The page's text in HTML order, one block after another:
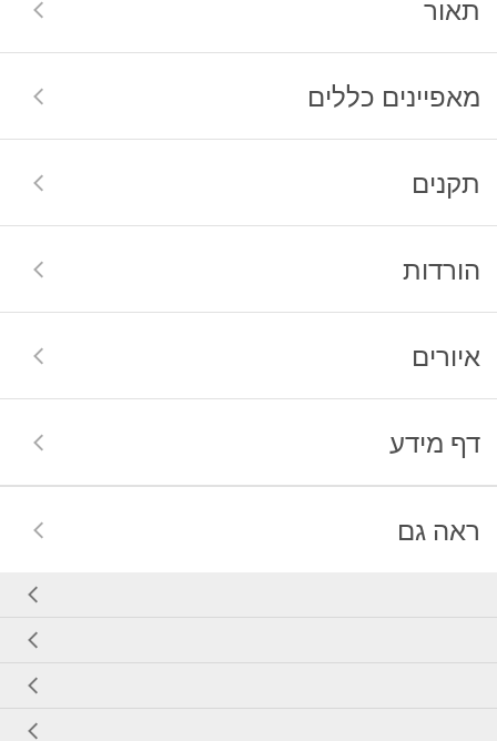
תאור
מאפיינים כללים
תקנים
הורדות
איורים
דף מידע
ראה גם